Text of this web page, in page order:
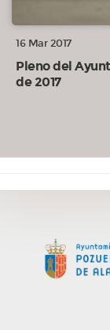
16 Mar 2017
Pleno del
de 2017